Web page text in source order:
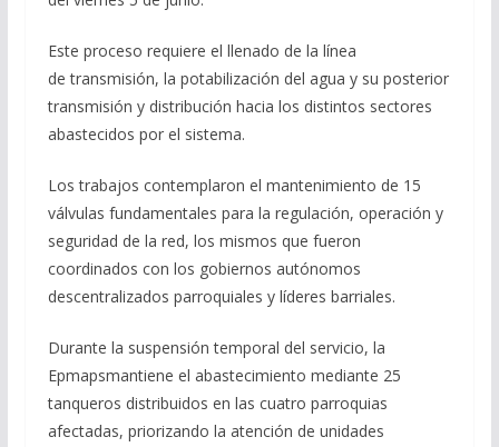
Este proceso requiere el llenado de la línea
de transmisión, la potabilización del agua y su posterior
transmisión y distribución hacia los distintos sectores
abastecidos por el sistema.
Los trabajos contemplaron el mantenimiento de 15
válvulas fundamentales para la regulación, operación y
seguridad de la red, los mismos que fueron
coordinados con los gobiernos autónomos
descentralizados parroquiales y líderes barriales.
Durante la suspensión temporal del servicio, la
Epmapsmantiene el abastecimiento mediante 25
tanqueros distribuidos en las cuatro parroquias
afectadas, priorizando la atención de unidades